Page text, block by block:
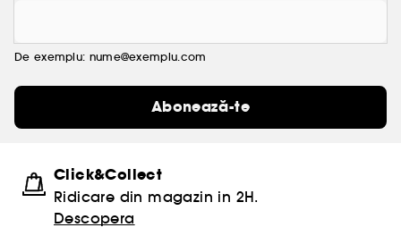
De exemplu: nume@exemplu.com
Abonează-te
Click&Collect
Ridicare din magazin in 2H.
Descopera